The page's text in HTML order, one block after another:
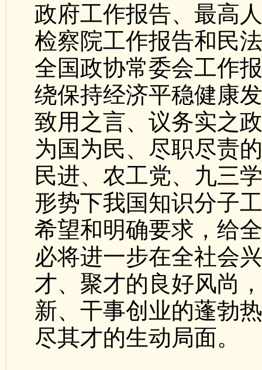
政府工作报告、最高
检察院工作报告和民
全国政协常委会工作
绕保持经济平稳健康
致用之言、议务实之
为国为民、尽职尽责
民进、农工党、九三
形势下我国知识分子
希望和明确要求，给
必将进一步在全社会
才、聚才的良好风尚
新、干事创业的蓬勃
尽其才的生动局面。